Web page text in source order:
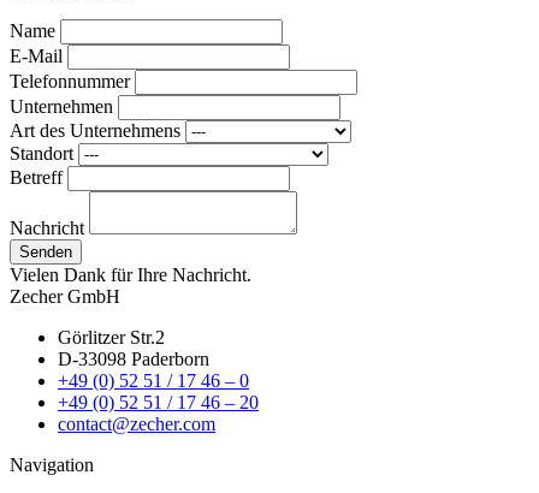
Name
E-Mail
Telefonnummer
Unternehmen
Art des Unternehmens
Standort
Betreff
Nachricht
Senden
Vielen Dank für Ihre Nachricht.
Zecher GmbH
Görlitzer Str.2
D-33098 Paderborn
+49 (0) 52 51 / 17 46 – 0
+49 (0) 52 51 / 17 46 – 20
contact@zecher.com
Navigation